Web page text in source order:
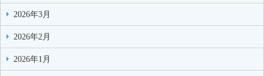
2026年3月
2026年2月
2026年1月